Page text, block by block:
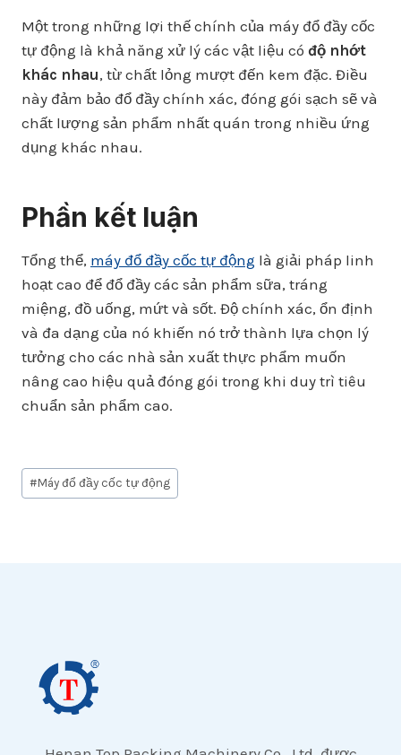
Một trong những lợi thế chính của máy đổ đầy cốc
tự động là khả năng xử lý các vật liệu có độ nhớt
khác nhau, từ chất lỏng mượt đến kem đặc. Điều
này đảm bảo đổ đầy chính xác, đóng gói sạch sẽ và
chất lượng sản phẩm nhất quán trong nhiều ứng
dụng khác nhau.
Phần kết luận
Tổng thể, máy đổ đầy cốc tự động là giải pháp linh
hoạt cao để đổ đầy các sản phẩm sữa, tráng
miệng, đồ uống, mứt và sốt. Độ chính xác, ổn định
và đa dạng của nó khiến nó trở thành lựa chọn lý
tưởng cho các nhà sản xuất thực phẩm muốn
nâng cao hiệu quả đóng gói trong khi duy trì tiêu
chuẩn sản phẩm cao.
Post
Tags:
#Máy đổ đầy cốc tự động